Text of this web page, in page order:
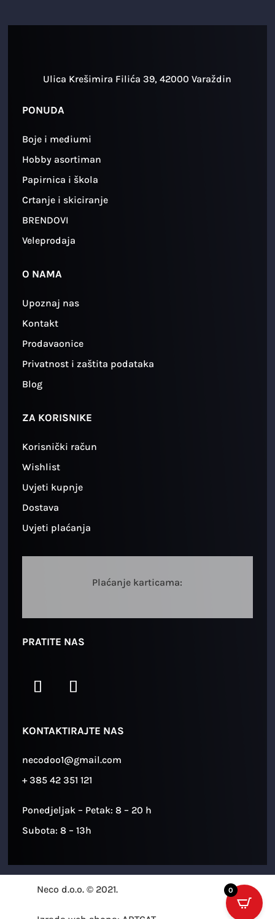
Ulica Krešimira Filića 39, 42000 Varaždin
PONUDA
Boje i mediumi
Hobby asortiman
Papirnica i škola
Crtanje i skiciranje
BRENDOVI
Veleprodaja
O NAMA
Upoznaj nas
Kontakt
Prodavaonice
Privatnost i zaštita podataka
Blog
ZA KORISNIKE
Korisnički račun
Wishlist
Uvjeti kupnje
Dostava
Uvjeti plaćanja
Plaćanje karticama:
PRATITE NAS
KONTAKTIRAJTE NAS
necodoo1@gmail.com
+ 385 42 351 121
Ponedjeljak – Petak: 8 – 20 h
Subota: 8 – 13h
Neco d.o.o. © 2021. 0